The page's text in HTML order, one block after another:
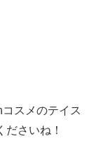
スメのテイス
ださいね！